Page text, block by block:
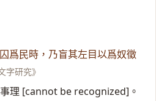
爲民時，乃盲其左目以爲奴徵
字研究》
理 [cannot be recognized]。